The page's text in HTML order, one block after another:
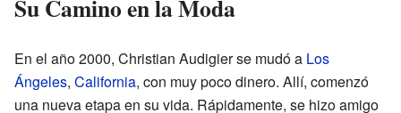
Su Camino en la Moda
En el año 2000, Christian Audigier se mudó a Los
Ángeles, California, con muy poco dinero. Allí, comenzó
una nueva etapa en su vida. Rápidamente, se hizo amigo